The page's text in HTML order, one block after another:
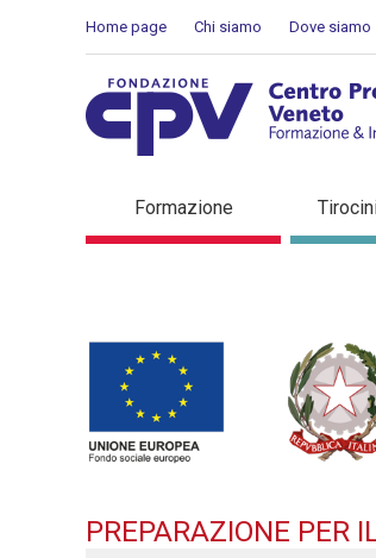
Home page Chi siamo Dove siamo
Formazione
PREPARAZIONE PER